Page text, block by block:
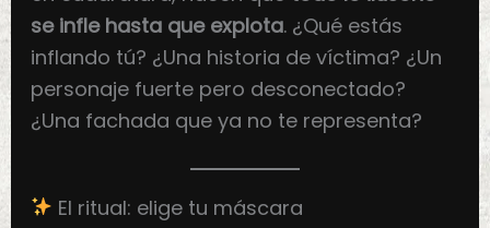
se infle hasta que explota. ¿Qué estás
inflando tú? ¿Una historia de víctima? ¿Un
personaje fuerte pero desconectado?
¿Una fachada que ya no te representa?
El ritual: elige tu máscara